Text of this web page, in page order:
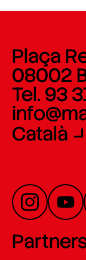
Plaça
08002
Tel. 93
Català